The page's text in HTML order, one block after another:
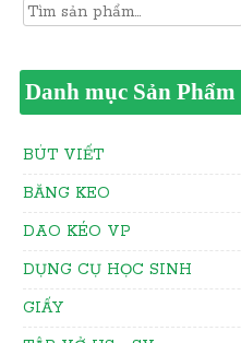
Search for:
Danh mục Sản Phẩm
BÚT VIẾT
BĂNG KEO
DAO KÉO VP
DỤNG CỤ HỌC SINH
GIẤY